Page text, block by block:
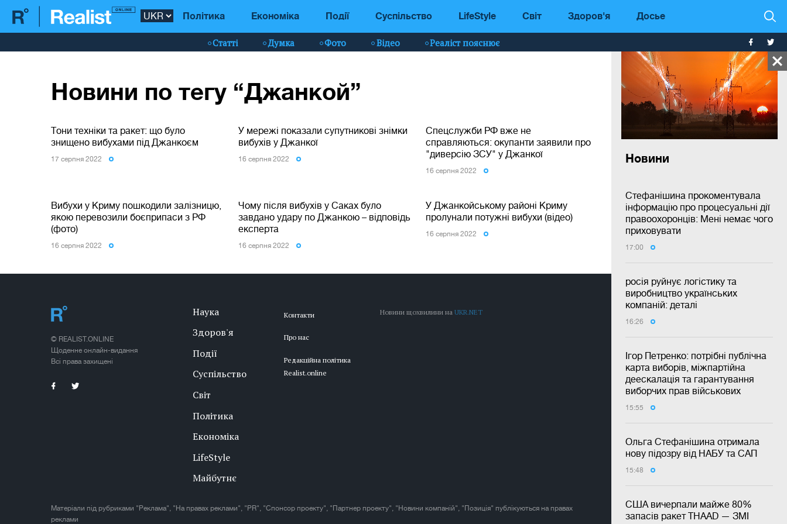
Політика Економіка Події Суспільство LifeStyle Світ Здоров'я Досье
Статті Думка Фото Відео Реаліст пояснює
Новини
Стефанішина прокоментувала
інформацію про процесуальні дії
правоохоронців: Мені немає чого
приховувати
17:00
росія руйнує логістику та
виробництво українських
компаній: деталі
16:26
Ігор Петренко: потрібні публічна
карта виборів, міжпартійна
деескалація та гарантування
виборчих прав військових
15:55
Ольга Стефанішина отримала
нову підозру від НАБУ та САП
15:48
США вичерпали майже 80%
запасів ракет THAAD — ЗМІ
Новини по тегу “Джанкой”
Тони техніки та ракет: що було
знищено вибухами під Джанкоєм
17 серпня 2022
У мережі показали супутникові знімки
вибухів у Джанкої
16 серпня 2022
Спецслужби РФ вже не
справляються: окупанти заявили про
"диверсію ЗСУ" у Джанкої
16 серпня 2022
Вибухи у Криму пошкодили залізницю,
якою перевозили боєприпаси з РФ
(фото)
16 серпня 2022
Чому після вибухів у Саках було
завдано удару по Джанкою – відповідь
експерта
16 серпня 2022
У Джанкойському районі Криму
пролунали потужні вибухи (відео)
16 серпня 2022
© REALIST.ONLINE
Щоденне онлайн-видання
Всі права захищені
Наука
Здоров'я
Події
Суспільство
Світ
Політика
Економіка
LifeStyle
Майбутнє
Контакти
Про нас
Редакційна політика
Realist.online
Новини щохвилини наUKR.NET
Матеріали під рубриками "Реклама", "На правах реклами", "PR", "Спонсор проекту", "Партнер проекту", "Новини компаній", "Позиція" публікуються на правах
реклами